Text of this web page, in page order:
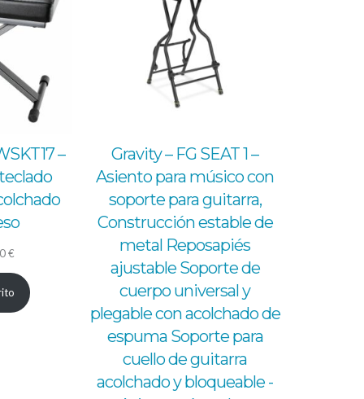
OFERTA
–
€
precio
actual
Gravity – FG SEAT 1 –
Asiento para músico con
soporte para guitarra,
Construcción estable de
metal Reposapiés
ajustable Soporte de
cuerpo universal y
plegable con acolchado de
espuma Soporte para
cuello de guitarra
acolchado y bloqueable -